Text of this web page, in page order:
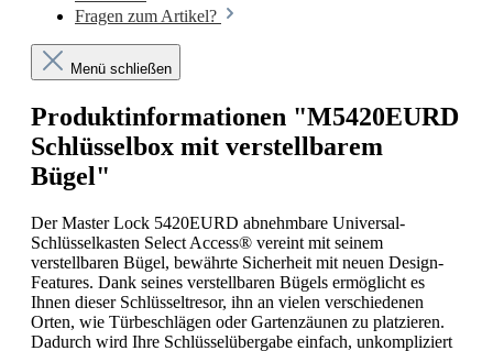
Fragen zum Artikel?
Menü schließen
Produktinformationen "M5420EURD
Schlüsselbox mit verstellbarem
Bügel"
Der Master Lock 5420EURD abnehmbare Universal-
Schlüsselkasten Select Access® vereint mit seinem
verstellbaren Bügel, bewährte Sicherheit mit neuen Design-
Features. Dank seines verstellbaren Bügels ermöglicht es
Ihnen dieser Schlüsseltresor, ihn an vielen verschiedenen
Orten, wie Türbeschlägen oder Gartenzäunen zu platzieren.
Dadurch wird Ihre Schlüsselübergabe einfach, unkompliziert